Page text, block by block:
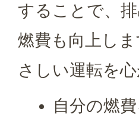
することで、
燃費も向上し
さしい運転を
自分の燃